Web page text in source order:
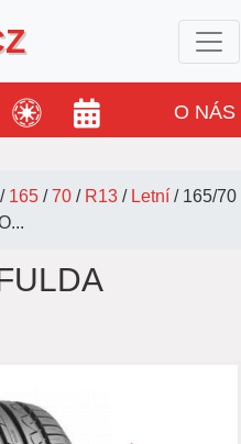
O NÁS
/ 165 /70 / R13 / Letní / 165/70